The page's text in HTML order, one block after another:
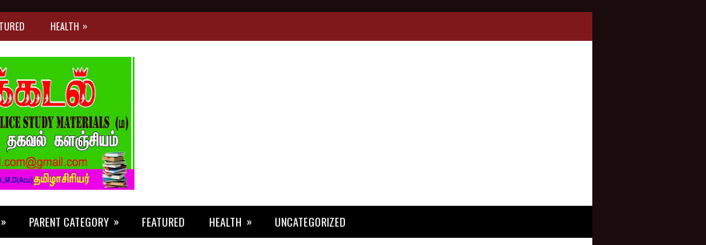
HEALTH »
» PARENT CATEGORY » FEATURED HEALTH » UNCATEGORIZED